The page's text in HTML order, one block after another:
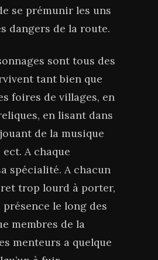
se prémunir les uns
dangers de la route.
sont tous des
tant bien que
foires de villages, en
en lisant dans
de la musique
A chaque
spécialité. A chacun
trop lourd à porter,
le long des
membres de la
menteurs a quelque